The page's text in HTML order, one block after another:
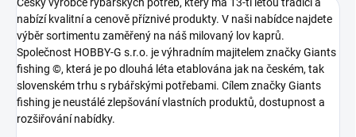
Český výrobce rybářských potřeb, který má 13-ti letou tradici a
nabízí kvalitní a cenově příznivé produkty. V naši nabídce najdete
výběr sortimentu zaměřený na náš milovaný lov kaprů.
Společnost HOBBY-G s.r.o. je výhradním majitelem značky Giants
fishing ©, která je po dlouhá léta etablována jak na českém, tak
slovenském trhu s rybářskými potřebami. Cílem značky Giants
fishing je neustálé zlepšování vlastních produktů, dostupnost a
rozšiřování nabídky.